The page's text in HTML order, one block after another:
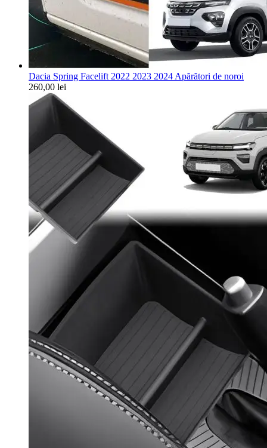
Dacia Spring Facelift 2022 2023 2024 Apărători de noroi
260,00 lei